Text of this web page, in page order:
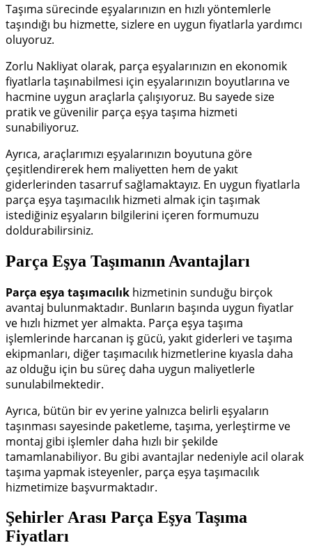
Taşıma sürecinde eşyalarınızın en hızlı yöntemlerle
taşındığı bu hizmette, sizlere en uygun fiyatlarla yardımcı
oluyoruz.
Zorlu Nakliyat olarak, parça eşyalarınızın en ekonomik
fiyatlarla taşınabilmesi için eşyalarınızın boyutlarına ve
hacmine uygun araçlarla çalışıyoruz. Bu sayede size
pratik ve güvenilir parça eşya taşıma hizmeti
sunabiliyoruz.
Ayrıca, araçlarımızı eşyalarınızın boyutuna göre
çeşitlendirerek hem maliyetten hem de yakıt
giderlerinden tasarruf sağlamaktayız. En uygun fiyatlarla
parça eşya taşımacılık hizmeti almak için taşımak
istediğiniz eşyaların bilgilerini içeren formumuzu
doldurabilirsiniz.
Parça Eşya Taşımanın Avantajları
Parça eşya taşımacılık hizmetinin sunduğu birçok
avantaj bulunmaktadır. Bunların başında uygun fiyatlar
ve hızlı hizmet yer almakta. Parça eşya taşıma
işlemlerinde harcanan iş gücü, yakıt giderleri ve taşıma
ekipmanları, diğer taşımacılık hizmetlerine kıyasla daha
az olduğu için bu süreç daha uygun maliyetlerle
sunulabilmektedir.
Ayrıca, bütün bir ev yerine yalnızca belirli eşyaların
taşınması sayesinde paketleme, taşıma, yerleştirme ve
montaj gibi işlemler daha hızlı bir şekilde
tamamlanabiliyor. Bu gibi avantajlar nedeniyle acil olarak
taşıma yapmak isteyenler, parça eşya taşımacılık
hizmetimize başvurmaktadır.
Şehirler Arası Parça Eşya Taşıma
Fiyatları